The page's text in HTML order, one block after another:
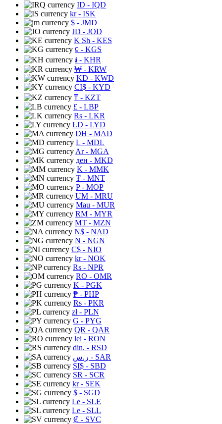
ID - IQD
kr- ISK
$ - JMD
JD - JOD
K Sh - KES
⃀ - KGS
៛ - KHR
₩ - KRW
KD - KWD
CI$ - KYD
₸ - KZT
£ - LBP
Rs - LKR
LD - LYD
DH - MAD
L - MDL
Ar- MGA
ден - MKD
K - MMK
₮ - MNT
P- MOP
UM - MRU
Mau - MUR
RM - MYR
MT - MZN
N$ - NAD
N - NGN
C$ - NIO
kr- NOK
Rs - NPR
RO - OMR
K - PGK
₱ - PHP
Rs - PKR
zł- PLN
G - PYG
QR - QAR
lei - RON
din. - RSD
ر.س - SAR
SI$ - SBD
SR - SCR
kr- SEK
$ - SGD
Le - SLE
Le - SLL
₡ - SVC